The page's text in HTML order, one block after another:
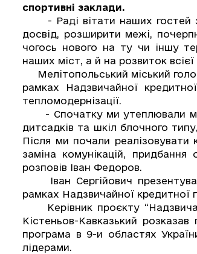
спортивні заклади.
- Раді вітати наших гостей з
досвід, розширити межі,
чогось нового на ту чи іншу
наших міст, а й на розвиток всієї
Мелітопольський міський
рамках Надзвичайної
тепломодернізації.
- Спочатку ми утеплювали
дитсадків та шкіл блочного
Після ми почали
заміна комунікацій,
розповів Іван Федоров.
Іван Сергійович
рамках Надзвичайної кредитної
Керівник проєкту
Кістеньов-Кавказький
програма в 9-и областях
лідерами.